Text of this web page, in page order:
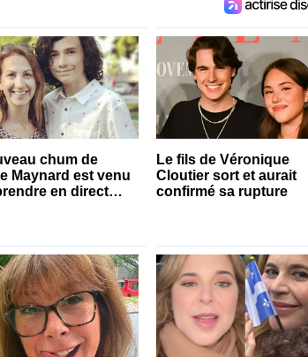
chum de
Maynard est venu
en direct
Le fils de Véronique
Cloutier sort et aurait
confirmé sa rupture